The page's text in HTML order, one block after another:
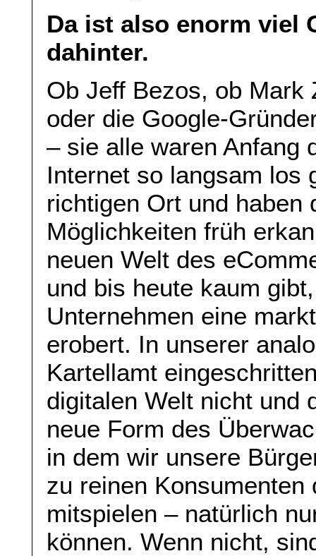
Da ist also enorm viel
dahinter.
Ob Jeff Bezos, ob Mark
oder die Google-
– sie alle waren Anfang
Internet so langsam los
richtigen Ort und haben
Möglichkeiten früh
neuen Welt des
und bis heute kaum
Unternehmen eine
erobert. In unserer
Kartellamt
digitalen Welt nicht und
neue Form des
in dem wir unsere
zu reinen
mitspielen – natürlich
können. Wenn nicht,